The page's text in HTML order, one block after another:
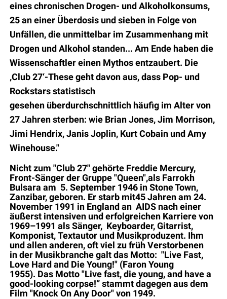
eineschronischen Drogen- und Alkoholkonsums,
25 an einer Überdosis und sieben in Folge von
Unfällen, die unmittelbar im Zusammenhang mit
Drogen und Alkohol standen... Am Ende haben die
Wissenschaftler einen Mythos entzaubert. Die
‚Club 27‘-These geht davon aus, dass Pop- und
Rockstars statistisch
gesehen überdurchschnittlich häufig im Alter von
27 Jahren sterben: wie BrianJones, Jim Morrison,
Jimi Hendrix,Janis Joplin, Kurt Cobain und Amy
Winehouse."
Nicht zum "Club 27" gehörte Freddie Mercury,
Front-Sänger der Gruppe "Queen",als Farrokh
Bulsara am 5. September 1946 in Stone Town,
Zanzibar, geboren. Er starb mit45 Jahren am 24.
November 1991 in England an AIDS nach einer
äußerst intensiven und erfolgreichen Karriere von
1969–1991 als Sänger, Keyboarder, Gitarrist,
Komponist,Textautor und Musikproduzent. Ihm
und allen anderen, oft viel zufrüh Verstorbenen
inder Musikbranche galt das Motto: "Live Fast,
Love Hard and Die Young!" (FaronYoung
1955). Das Motto "Live fast, die young, and have a
good-looking corpse!”stammt dagegen aus dem
Film "Knock OnAny Door" von 1949.